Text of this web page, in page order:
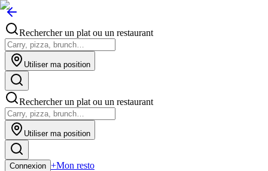
Rechercher un plat ou un restaurant
Utiliser ma position
Rechercher un plat ou un restaurant
Utiliser ma position
Connexion +Mon resto